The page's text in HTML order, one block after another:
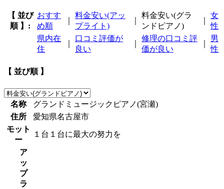
【 並び
順 】:
おすす
め順
料金安い(アッ
プライト)
料金安い(グラ
ンドピアノ)
女
性
県内在
住
口コミ評価が
良い
修理の口コミ評
価が良い
男
性
【 並び順 】
名称
グランドミュージックピアノ(宮瀬)
住所
愛知県名古屋市
モット
ー
１台１台に最大の努力を
ア
ッ
プ
ラ